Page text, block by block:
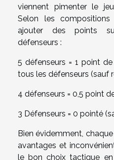
viennent pimenter le
Selon les
ajouter des points
défenseurs :
5 défenseurs = 1 point
tous les défenseurs (sauf
4 défenseurs = 0,5 point
3 Défenseurs = 0 pointé
Bien évidemment,
avantages et
le bon choix tactique